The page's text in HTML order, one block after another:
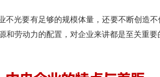
光要有足够的规模体量，还要不断创造
劳动力的配置，对企业来讲都是至关重要